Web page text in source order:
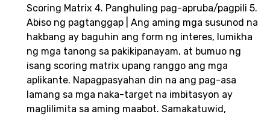
Scoring Matrix 4. Panghuling pag-apruba/pagpili 5.
Abiso ng pagtanggap | Ang aming mga susunod na
hakbang ay baguhin ang form ng interes, lumikha
ng mga tanong sa pakikipanayam, at bumuo ng
isang scoring matrix upang ranggo ang mga
aplikante. Napagpasyahan din na ang pag-asa
lamang sa mga naka-target na imbitasyon ay
maglilimita sa aming maabot. Samakatuwid,